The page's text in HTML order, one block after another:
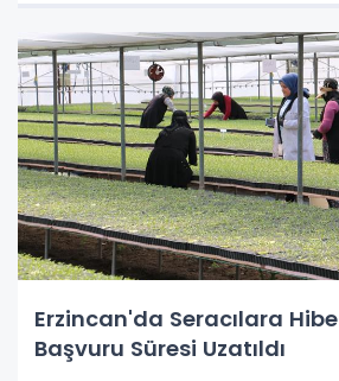
Erzincan'da Seracılara Hibe Desteği İçin
Başvuru Süresi Uzatıldı